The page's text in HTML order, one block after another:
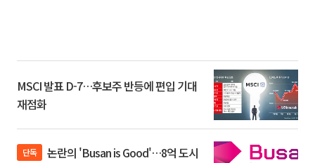
MSCI 발표 D-7…후보주 반등에 편입 기대
재점화
단독